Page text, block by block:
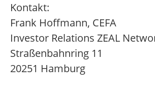
Kontakt:
Frank Hoffmann, CEFA
Investor Relations ZEAL
Straßenbahnring 11
20251 Hamburg